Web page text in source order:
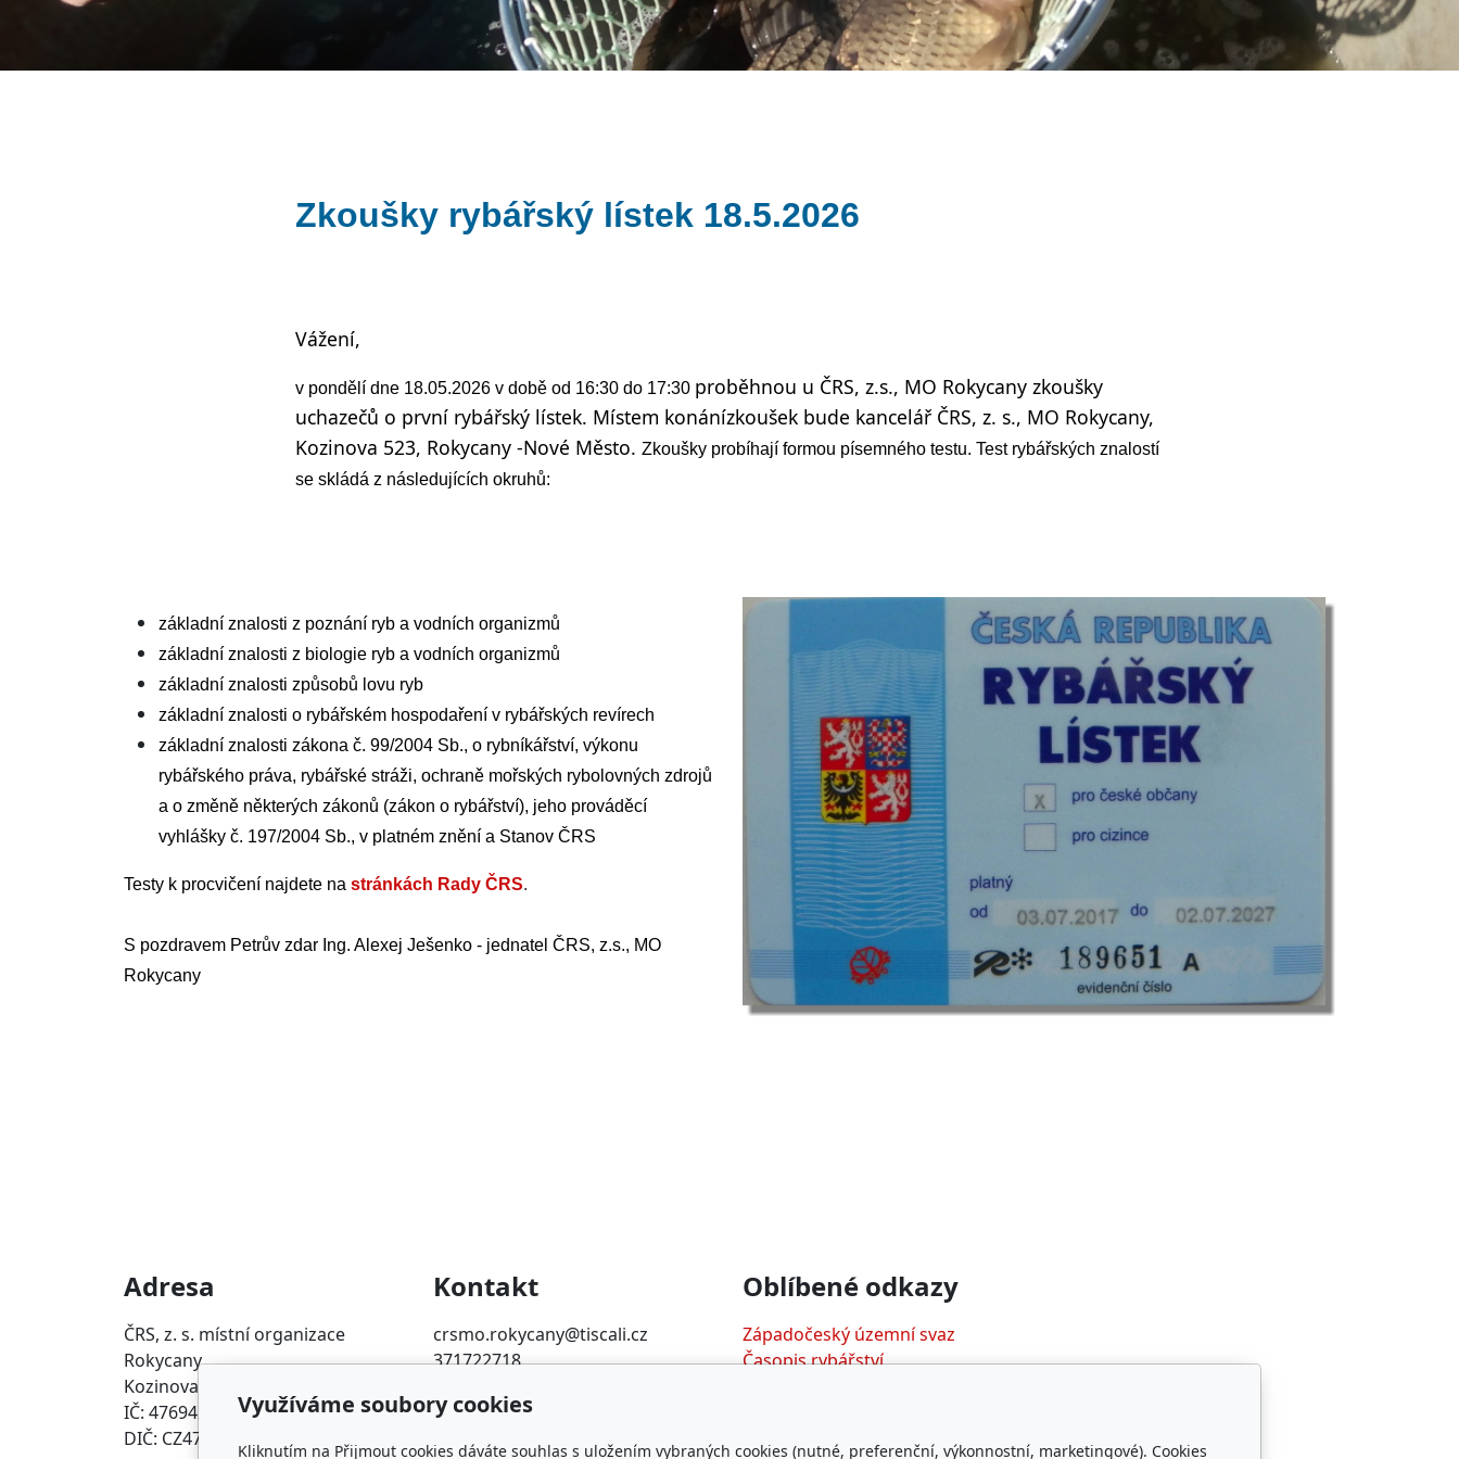
Zkoušky rybářský lístek 18.5.2026
Vážení,
v pondělí dne 18.05.2026 v době od 16:30 do 17:30 proběhnou u ČRS, z.s., MO Rokycany zkoušky
uchazečů o první rybářský lístek. Místem konánízkoušek bude kancelář ČRS, z. s., MO Rokycany,
Kozinova 523, Rokycany -Nové Město. Zkoušky probíhají formou písemného testu. Test rybářských znalostí
se skládá z následujících okruhů:
základní znalosti z poznání ryb a vodních organizmů
základní znalosti z biologie ryb a vodních organizmů
základní znalosti způsobů lovu ryb
základní znalosti o rybářském hospodaření v rybářských revírech
základní znalosti zákona č. 99/2004 Sb., o rybníkářství, výkonu
rybářského práva, rybářské stráži, ochraně mořských rybolovných zdrojů
a o změně některých zákonů (zákon o rybářství), jeho prováděcí
vyhlášky č. 197/2004 Sb., v platném znění a Stanov ČRS
Testy k procvičení najdete na stránkách Rady ČRS.
S pozdravem Petrův zdar Ing. Alexej Ješenko - jednatel ČRS, z.s., MO
Rokycany
Adresa
ČRS, z. s. místní organizace
Rokycany
Kozinova 523, 337 01 Rokycany
IČ: 47694262
DIČ: CZ47694262
Kontakt
crsmo.rokycany@tiscali.cz
371722718
Oblíbené odkazy
Západočeský územní svaz
Časopis rybářství
Využíváme soubory cookies
Kliknutím na Přijmout cookies dáváte souhlas s uložením vybraných cookies (nutné, preferenční, výkonnostní, marketingové). Cookies